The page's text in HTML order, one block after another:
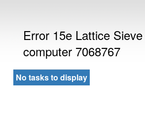
Error 15e Lattice
computer 7068767
No tasks to display